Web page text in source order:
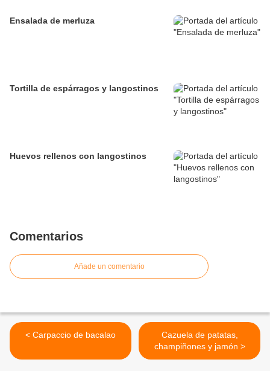
Ensalada de merluza
Tortilla de espárragos y langostinos
Huevos rellenos con langostinos
Comentarios
Añade un comentario
< Carpaccio de bacalao
Cazuela de patatas,
champiñones y jamón >